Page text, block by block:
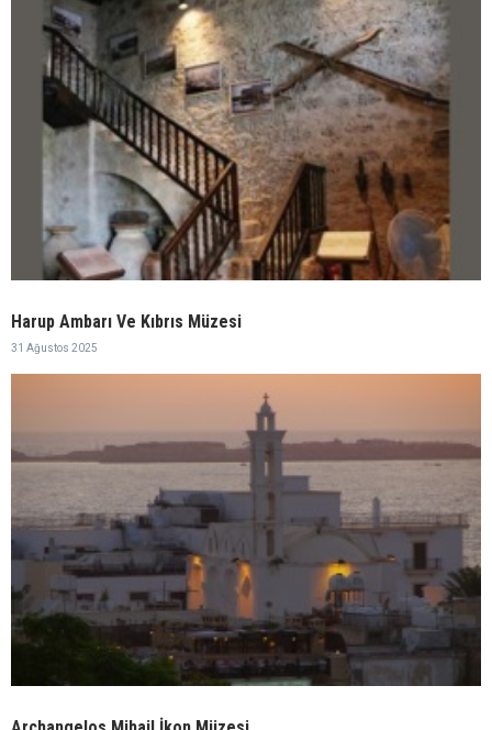
Harup Ambarı Ve Kıbrıs Müzesi
31 Ağustos 2025